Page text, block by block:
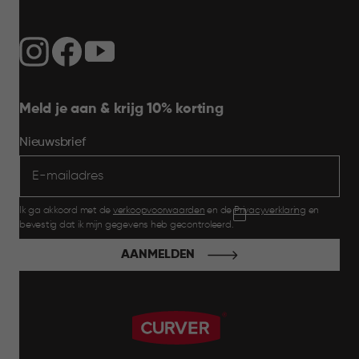
Meld je aan & krijg 10% korting
Nieuwsbrief
Ik ga akkoord met de verkoopvoorwaarden en dePrivacyverklaring en
bevestig dat ik mijn gegevens heb gecontroleerd.
AANMELDEN